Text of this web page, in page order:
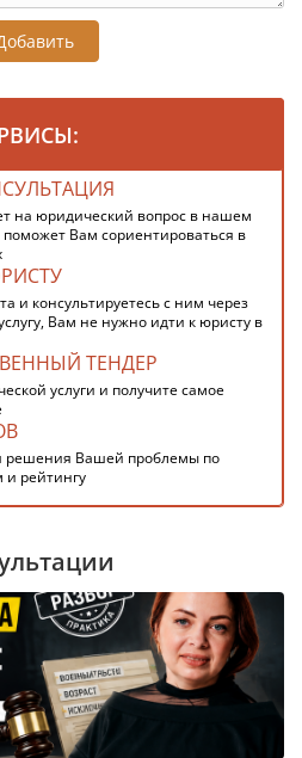
на юридический вопрос в нашем
Вам сориентироваться в
и консультируетесь с ним через
Вам не нужно идти к юристу в
ТЕНДЕР
услуги и получите самое
решения Вашей проблемы по
и рейтингу